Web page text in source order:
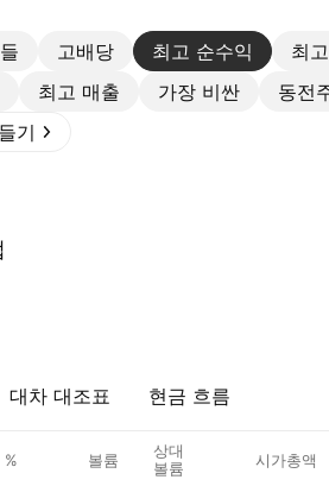
고배당 최고 순수익 최
최고 매출 가장 비싼 동전
기
대차 대조표 현금 흐름
% 볼륨
상대
볼륨
시가총액